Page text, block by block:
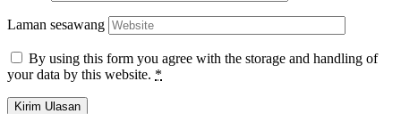
Laman sesawang
By using this form you agree with the storage and handling of
your data by this website. *
Kirim Ulasan